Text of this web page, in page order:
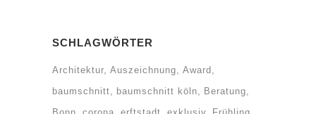
SCHLAGWÖRTER
Architektur Auszeichnung
Award
baumschnitt
baumschnitt köln
Beratung